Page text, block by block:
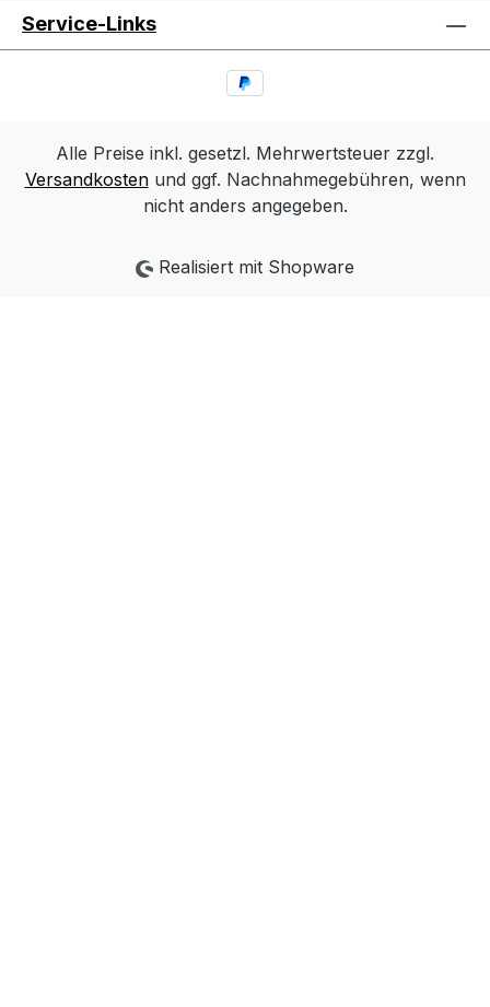
Service-Links
Alle Preise inkl. gesetzl. Mehrwertsteuer zzgl.
Versandkostenund ggf. Nachnahmegebühren, wenn
nicht anders angegeben.
Realisiert mit Shopware